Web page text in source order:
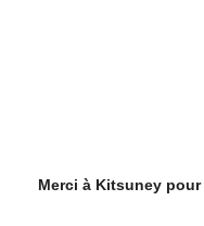
Merci à Kitsuney